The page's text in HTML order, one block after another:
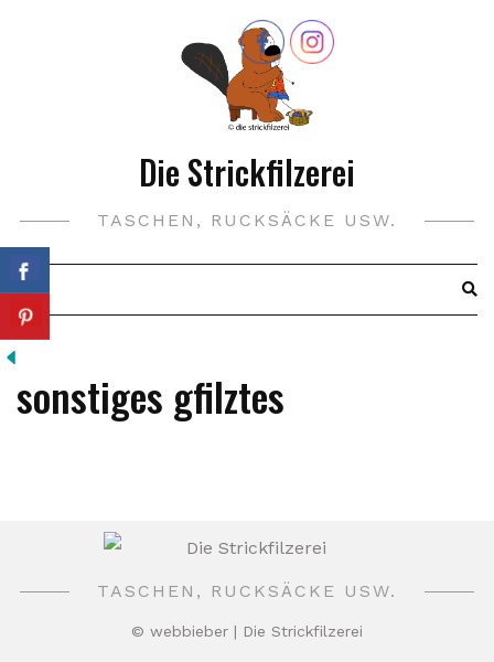
Die Strickfilzerei
TASCHEN, RUCKSÄCKE USW.
sonstiges gfilztes
TASCHEN, RUCKSÄCKE USW.
© webbieber | Die Strickfilzerei